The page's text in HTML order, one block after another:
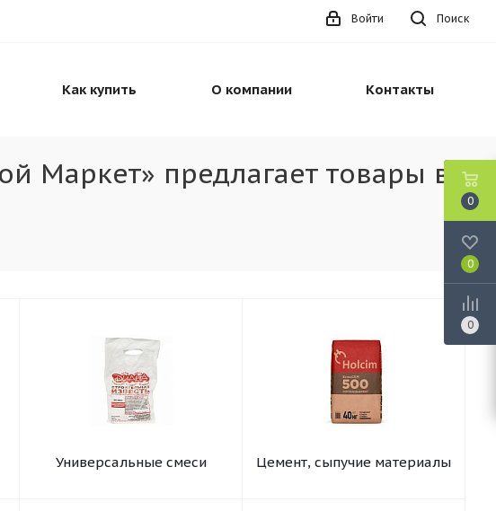
Поиск
Войти
Как купить О компании Контакты
Маркет» предлагает товары в
Универсальные смеси Цемент, сыпучие материалы
0
0
0